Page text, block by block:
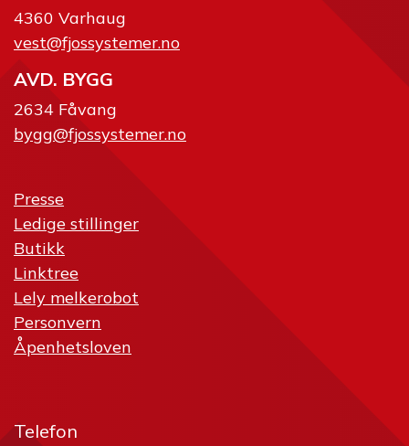
4360 Varhaug
vest@fjossystemer.no
AVD. BYGG
2634 Fåvang
bygg@fjossystemer.no
Presse
Ledige stillinger
Butikk
Linktree
Lely melkerobot
Personvern
Åpenhetsloven
Telefon